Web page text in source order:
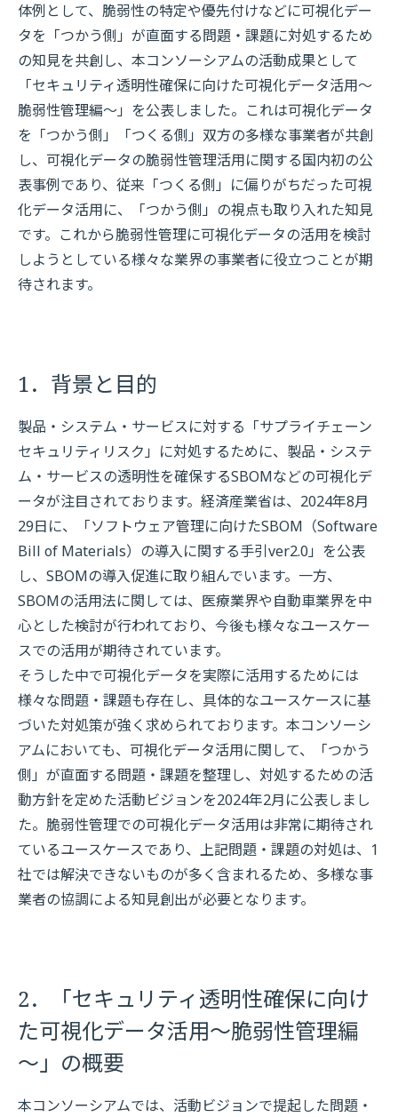
体例として、脆弱性の特定や優先付けなどに可視化デー
タを「つかう側」が直面する問題・課題に対処するため
の知見を共創し、本コンソーシアムの活動成果として
「セキュリティ透明性確保に向けた可視化データ活用～
脆弱性管理編～」を公表しました。これは可視化データ
を「つかう側」「つくる側」双方の多様な事業者が共創
し、可視化データの脆弱性管理活用に関する国内初の公
表事例であり、従来「つくる側」に偏りがちだった可視
化データ活用に、「つかう側」の視点も取り入れた知見
です。これから脆弱性管理に可視化データの活用を検討
しようとしている様々な業界の事業者に役立つことが期
待されます。
1．背景と目的
製品・システム・サービスに対する「サプライチェーン
セキュリティリスク」に対処するために、製品・システ
ム・サービスの透明性を確保するSBOMなどの可視化デ
ータが注目されております。経済産業省は、2024年8月
29日に、「ソフトウェア管理に向けたSBOM（Software
Bill of Materials）の導入に関する手引ver2.0」を公表
し、SBOMの導入促進に取り組んでいます。一方、
SBOMの活用法に関しては、医療業界や自動車業界を中
心とした検討が行われており、今後も様々なユースケー
スでの活用が期待されています。
そうした中で可視化データを実際に活用するためには
様々な問題・課題も存在し、具体的なユースケースに基
づいた対処策が強く求められております。本コンソーシ
アムにおいても、可視化データ活用に関して、「つかう
側」が直面する問題・課題を整理し、対処するための活
動方針を定めた活動ビジョンを2024年2月に公表しまし
た。脆弱性管理での可視化データ活用は非常に期待され
ているユースケースであり、上記問題・課題の対処は、1
社では解決できないものが多く含まれるため、多様な事
業者の協調による知見創出が必要となります。
2．「セキュリティ透明性確保に向け
た可視化データ活用～脆弱性管理編
～」の概要
本コンソーシアムでは、活動ビジョンで提起した問題・